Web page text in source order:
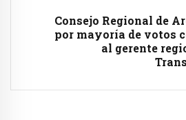
Consejo Regional de
por mayoría de votos
al gerente